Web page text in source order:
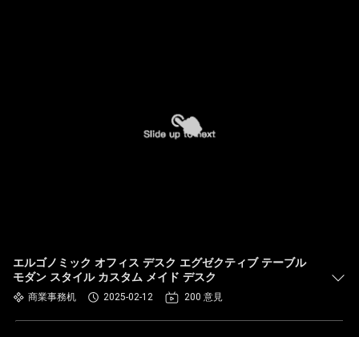
エルゴノミック オフィス デスク エグゼクティブ テーブル
モダン スタイル カスタム メイド デスク
商業事務机 2025-02-12 200 意見